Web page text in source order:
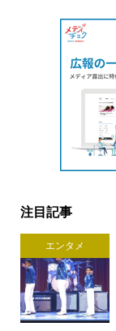
注目記事
エンタメ